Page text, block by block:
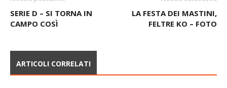
SERIE D – SI TORNA IN
CAMPO COSÌ
LA FESTA DEI MASTINI,
FELTRE KO – FOTO
ARTICOLI CORRELATI